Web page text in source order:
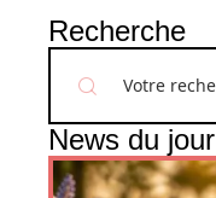
Recherche
News du jour